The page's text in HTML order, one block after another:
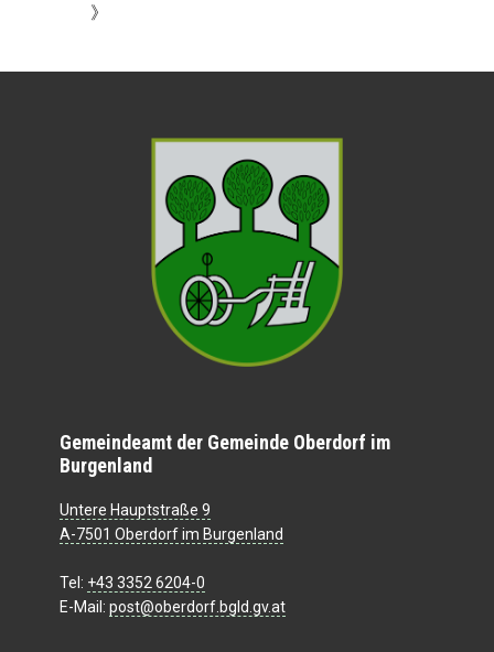
》
Gemeindeamt der Gemeinde Oberdorf im
Burgenland
Untere Hauptstraße 9
A-7501 Oberdorf im Burgenland
Tel: +43 3352 6204-0
E-Mail: post@oberdorf.bgld.gv.at